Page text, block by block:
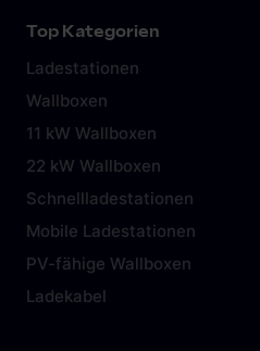
Top Kategorien
Ladestationen
Wallboxen
11 kW Wallboxen
22 kW Wallboxen
Schnellladestationen
Mobile Ladestationen
PV-fähige Wallboxen
Ladekabel